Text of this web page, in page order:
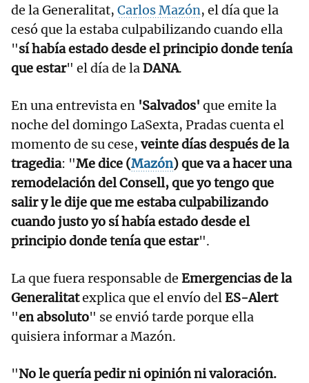
de la Generalitat, Carlos Mazón, el día que la
cesó que la estaba culpabilizando cuando ella
"sí había estado desde el principio donde tenía
que estar" el día de laDANA.
En una entrevista en 'Salvados' que emite la
noche del domingo LaSexta, Pradas cuenta el
momento de su cese, veinte días después de la
tragedia: "Me dice (Mazón) que va a hacer una
remodelación del Consell, que yo tengo que
salir y le dije que me estaba culpabilizando
cuando justo yo sí había estado desde el
principio donde tenía que estar".
La que fuera responsable de Emergencias de la
Generalitatexplica que el envío delES-Alert
"en absoluto" se envió tarde porque ella
quisiera informar a Mazón.
"No le quería pedir ni opinión ni valoración.